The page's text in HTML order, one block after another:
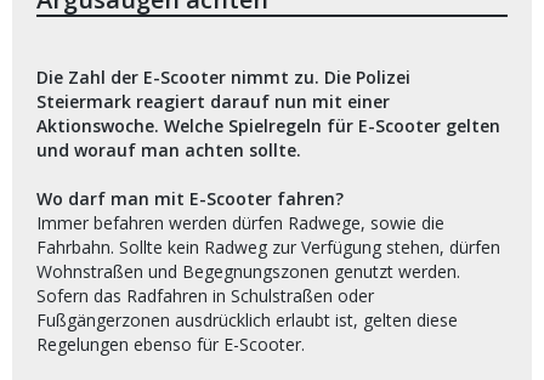
Die Zahl der E-Scooter nimmt zu. Die Polizei
Steiermark reagiert darauf nun mit einer
Aktionswoche. Welche Spielregeln für E-Scooter gelten
und worauf man achten sollte.
Wo darf man mit E-Scooter fahren?
Immer befahren werden dürfen Radwege, sowie die
Fahrbahn. Sollte kein Radweg zur Verfügung stehen, dürfen
Wohnstraßen und Begegnungszonen genutzt werden.
Sofern das Radfahren in Schulstraßen oder
Fußgängerzonen ausdrücklich erlaubt ist, gelten diese
Regelungen ebenso für E-Scooter.